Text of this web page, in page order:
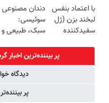
میکنه با اعتماد بنفس
لبخند بزن (ژل
سفیدکننده
دندان مصنوعی
سوئیسی:
سبک، طبیعی و
تهران
پر بیننده‌ترین
دیدگاه
پر